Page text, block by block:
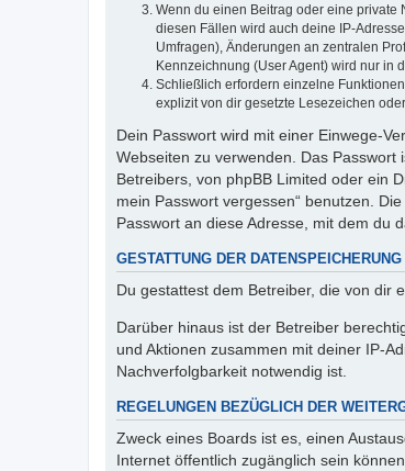
Wenn du einen Beitrag oder eine private
diesen Fällen wird auch deine IP-
Umfragen), Änderungen an zentralen
Kennzeichnung (User Agent) wird nur in
Schließlich erfordern einzelne
explizit von dir gesetzte Lesezeichen
Dein Passwort wird mit einer Einwege-
Webseiten zu verwenden. Das
Betreibers, von phpBB Limited oder ein
mein Passwort vergessen“ benutzen.
Passwort an diese Adresse, mit dem du
GESTATTUNG DER DATENSPEICHERUNG
Du gestattest dem Betreiber, die von dir
Darüber hinaus ist der Betreiber
und Aktionen zusammen mit deiner IP-
Nachverfolgbarkeit notwendig ist.
REGELUNGEN BEZÜGLICH DER
Zweck eines Boards ist es, einen
Internet öffentlich zugänglich sein